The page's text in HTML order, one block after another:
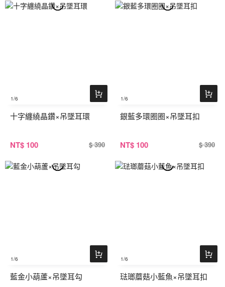
1/6
十字纏繞晶鑽×吊墜耳環
NT$ 100 $ 390
1/6
銀藍多環圈圈×吊墜耳扣
NT$ 100 $ 390
1/6
藍金小葫蘆×吊墜耳勾
1/6
琺瑯蘑菇小藍魚×吊墜耳扣